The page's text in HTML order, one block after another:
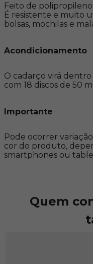
Feito de
É resistente e muito
bolsas, mochilas e
Acondicionamento
O cadarço virá
com 18 discos de 50
Importante
Pode ocorrer
cor do produto,
smartphones ou
Quem